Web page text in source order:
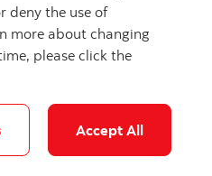
Notes juridiques Confidentialité
deny the use of
more about changing
please click the
Accept All